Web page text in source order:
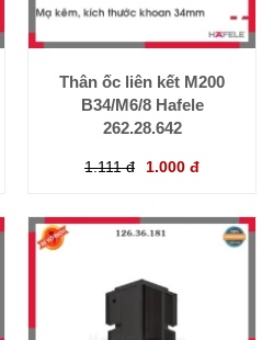
Thân ốc liên kết M200
B34/M6/8 Hafele
262.28.642
1.111 đ 1.000 đ